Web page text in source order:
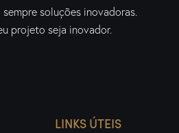
soluções inovadoras.
projeto seja inovador.
LINKS ÚTEIS